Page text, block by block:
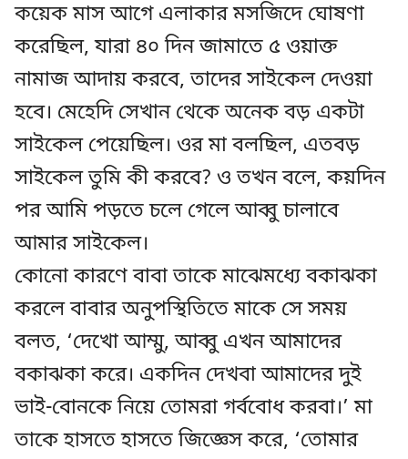
কয়েক মাস আগে এলাকার মসজিদে ঘোষণা
করেছিল, যারা ৪০ দিন জামাতে ৫ ওয়াক্ত
নামাজ আদায় করবে, তাদের সাইকেল দেওয়া
হবে। মেহেদি সেখান থেকে অনেক বড় একটা
সাইকেল পেয়েছিল। ওর মা বলছিল, এতবড়
সাইকেল তুমি কী করবে? ও তখন বলে, কয়দিন
পর আমি পড়তে চলে গেলে আব্বু চালাবে
আমার সাইকেল।
কোনো কারণে বাবা তাকে মাঝেমধ্যে বকাঝকা
করলে বাবার অনুপস্থিতিতে মাকে সে সময়
বলত, ‘দেখো আম্মু, আব্বু এখন আমাদের
বকাঝকা করে। একদিন দেখবা আমাদের দুই
ভাই-বোনকে নিয়ে তোমরা গর্ববোধ করবা।’ মা
তাকে হাসতে হাসতে জিজ্ঞেস করে, ‘তোমার